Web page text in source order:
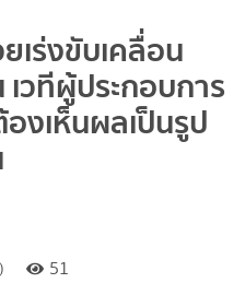
เร่งขับเคลื่อน
วทีผู้ประกอบการ
งเห็นผลเป็นรูป
51